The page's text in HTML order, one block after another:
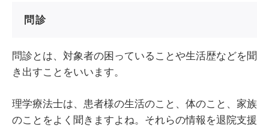
問診
問診とは、対象者の困っていることや生活歴などを聞
き出すことをいいます。
理学療法士は、患者様の生活のこと、体のこと、家族
のことをよく聞きますよね。それらの情報を退院支援